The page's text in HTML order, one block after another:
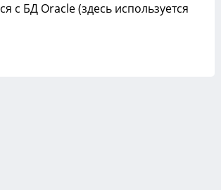
с БД Oracle (здесь используется